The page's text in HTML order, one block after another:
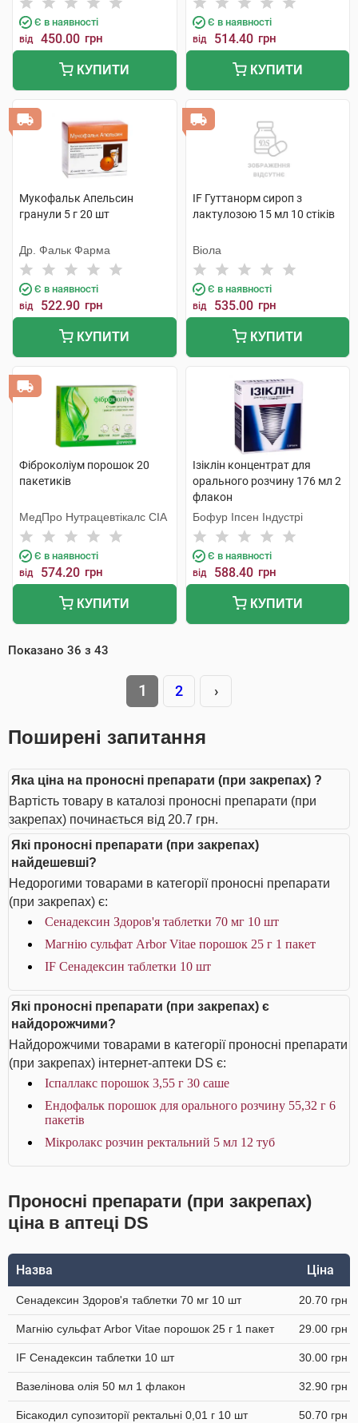
Є в наявності
від 450.00 грн
КУПИТИ
Є в наявності
від 514.40 грн
КУПИТИ
Мукофальк Апельсин
гранули 5 г 20 шт
Др. Фальк Фарма
Є в наявності
від 522.90 грн
КУПИТИ
IF Гуттанорм сироп з
лактулозою 15 мл 10 стіків
Віола
Є в наявності
від 535.00 грн
КУПИТИ
Фіброколіум порошок 20
пакетиків
МедПро Нутрацевтікалс СІА
Є в наявності
від 574.20 грн
КУПИТИ
Ізіклін концентрат для
орального розчину 176 мл 2
флакон
Бофур Іпсен Індустрі
Є в наявності
від 588.40 грн
КУПИТИ
Показано 36 з 43
1 2 ›
Поширені запитання
Яка ціна на проносні препарати (при закрепах) ?
Вартість товару в каталозі проносні препарати (при
закрепах) починається від 20.7 грн.
Які проносні препарати (при закрепах)
найдешевші?
Недорогими товарами в категорії проносні препарати
(при закрепах) є:
Сенадексин Здоров'я таблетки 70 мг 10 шт
Магнію сульфат Arbor Vitae порошок 25 г 1 пакет
IF Сенадексин таблетки 10 шт
Які проносні препарати (при закрепах) є
найдорожчими?
Найдорожчими товарами в категорії проносні препарати
(при закрепах) інтернет-аптеки DS є:
Іспаллакс порошок 3,55 г 30 саше
Ендофальк порошок для орального розчину 55,32 г 6
пакетів
Мікролакс розчин ректальний 5 мл 12 туб
Проносні препарати (при закрепах)
ціна в аптеці DS
Назва Ціна
Сенадексин Здоров'я таблетки 70 мг 10 шт 20.70 грн
Магнію сульфат Arbor Vitae порошок 25 г 1 пакет 29.00 грн
IF Сенадексин таблетки 10 шт 30.00 грн
Вазелінова олія 50 мл 1 флакон 32.90 грн
Бісакодил супозиторії ректальні 0,01 г 10 шт 50.70 грн